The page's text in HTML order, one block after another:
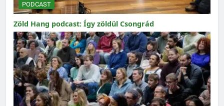
PODCAST
Zöld Hang podcast: Így zöldül Csongrád